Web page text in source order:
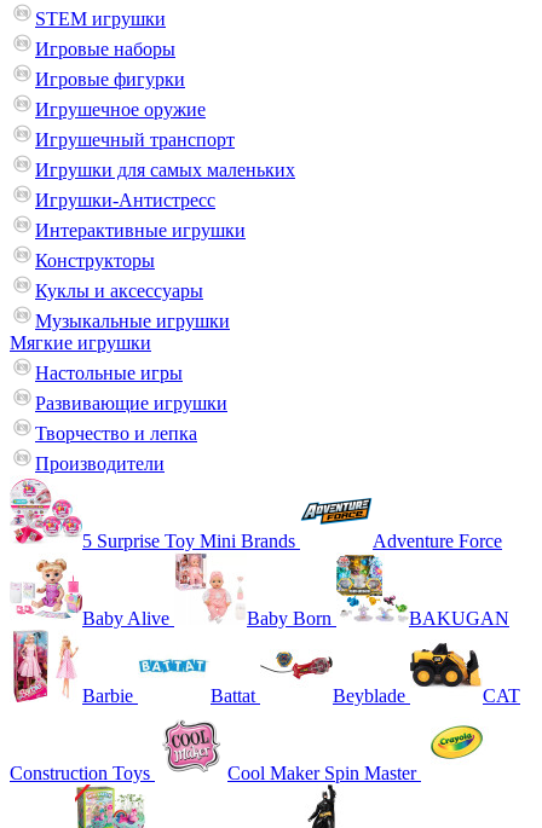
STEM игрушки
Игровые наборы
Игровые фигурки
Игрушечное оружие
Игрушечный транспорт
Игрушки для самых маленьких
Игрушки-Антистресс
Интерактивные игрушки
Конструкторы
Куклы и аксессуары
Музыкальные игрушки
Мягкие игрушки
Настольные игры
Развивающие игрушки
Творчество и лепка
Производители
5 Surprise Toy Mini Brands Adventure Force
Baby Alive Baby Born BAKUGAN
Barbie Battat Beyblade CAT
Construction Toys Cool Maker Spin Master